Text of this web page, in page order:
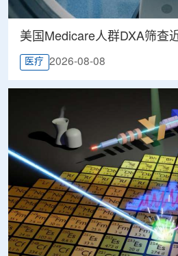
美国Medicare人群DXA筛查
医疗 2026-08-08